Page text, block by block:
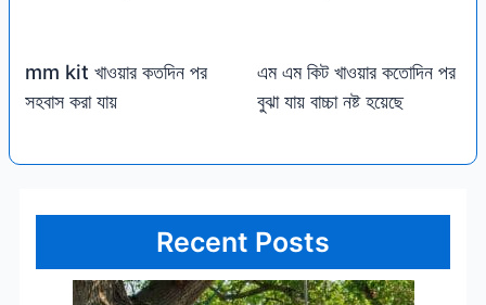
mm kit খাওয়ার কতদিন পর
সহবাস করা যায়
এম এম কিট খাওয়ার কতোদিন পর
বুঝা যায় বাচ্চা নষ্ট হয়েছে
Recent Posts